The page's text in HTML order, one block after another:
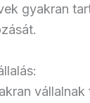
gyakran